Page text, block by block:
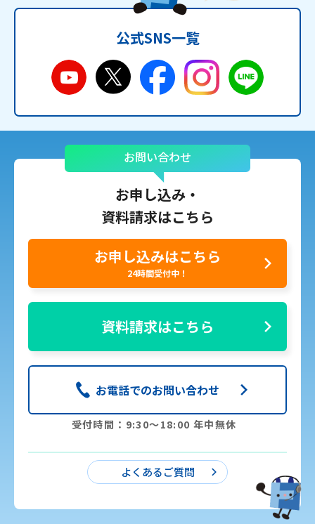
公式SNS一覧
お問い合わせ
お申し込み・
資料請求はこちら
お申し込みはこちら
24時間受付中！
資料請求はこちら
お電話でのお問い合わせ
受付時間：9:30〜18:00 年中無休
よくあるご質問